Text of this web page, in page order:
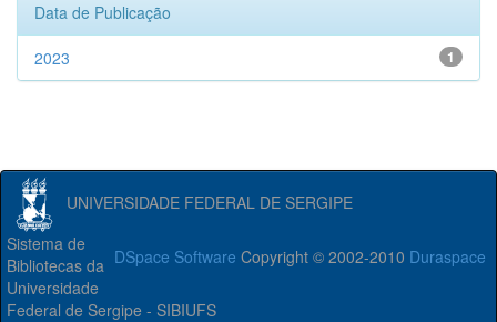
Data de Publicação
1
2023
UNIVERSIDADE FEDERAL DE SERGIPE
DSpace Software Copyright © 2002-2010 Duraspace
Sistema de
Bibliotecas da
Universidade
Federal de Sergipe - SIBIUFS